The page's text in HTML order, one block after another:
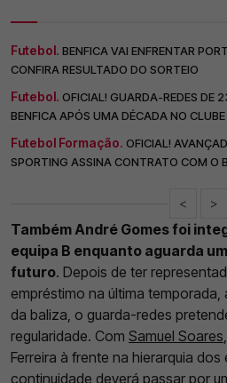
Futebol. BENFICA VAI ENFRENTAR
CONFIRA RESULTADO DO SORTEIO
Futebol. OFICIAL! GUARDA-REDES DE
BENFICA APÓS UMA DÉCADA NO CLUBE
Futebol Formação. OFICIAL!
SPORTING ASSINA CONTRATO COM O
< >
Também André Gomes foi
equipa B enquanto aguarda
futuro. Depois de ter
empréstimo na última temporada,
da baliza, o guarda-redes
regularidade. Com Samuel Soares
Ferreira à frente na hierarquia
continuidade deverá passar por